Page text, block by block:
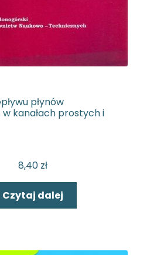
płynów
kanałach prostych i
8,40 zł
Czytaj dalej